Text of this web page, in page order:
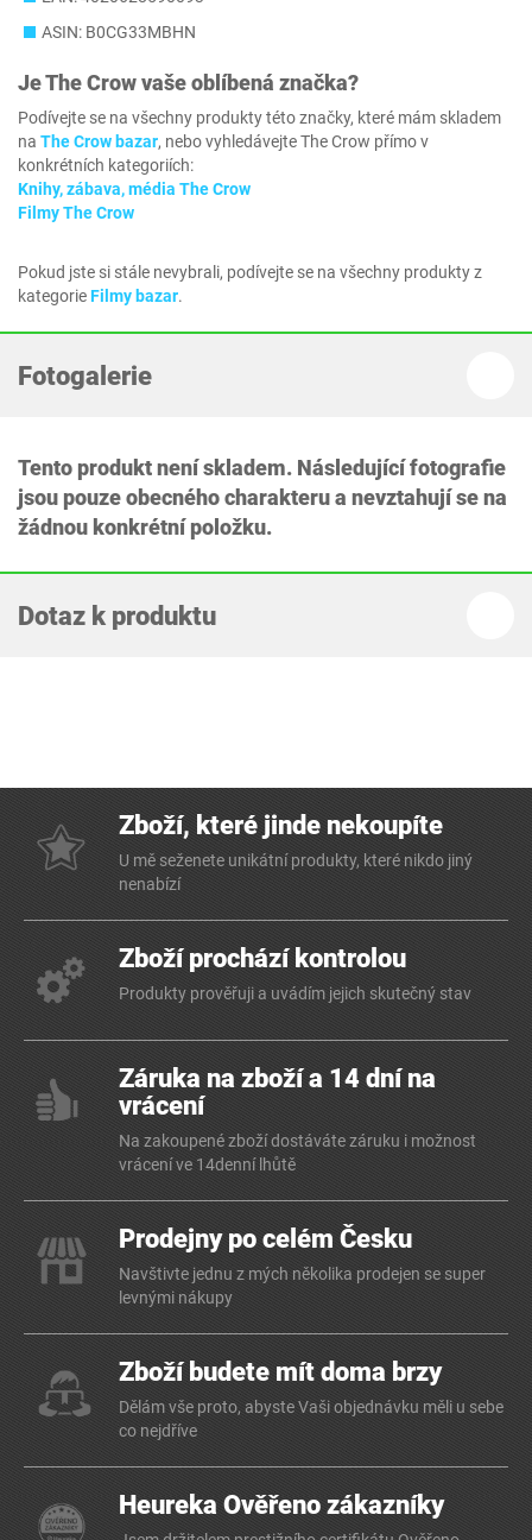
ASIN: B0CG33MBHN
JeThe Crowvaše oblíbená značka?
Podívejte se na všechny produkty této značky, které mám skladem
na The Crow bazar, nebo vyhledávejte The Crow přímo v
konkrétních kategoriích:
Knihy, zábava, média The Crow
Filmy The Crow
Pokud jste si stále nevybrali, podívejte se na všechny produkty z
kategorieFilmy bazar.
Fotogalerie
Tento produkt není skladem. Následující fotografie
jsou pouze obecného charakteru a nevztahují se na
žádnou konkrétní položku.
Dotaz k produktu
Zboží, které jinde nekoupíte
U mě seženete unikátní produkty, které nikdo jiný
nenabízí
Zboží prochází kontrolou
Produkty prověřuji a uvádím jejich skutečný stav
Záruka na zboží a 14 dní na
vrácení
Na zakoupené zboží dostáváte záruku i možnost
vrácení ve 14denní lhůtě
Prodejny po celém Česku
Navštivte jednu z mých několika prodejen se super
levnými nákupy
Zboží budete mít doma brzy
Dělám vše proto, abyste Vaši objednávku měli u sebe
co nejdříve
Heureka Ověřeno zákazníky